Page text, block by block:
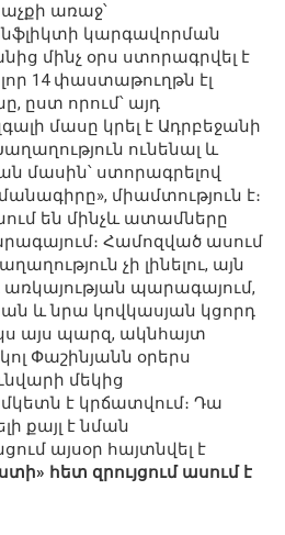
առաջ՝
կարգավորման
մինչ օրս ստորագրվել է
14 փաստաթուղթն էլ
ըստ որում՝ այդ
մասը կրել է Ադրբեջանի
ունենալ և
մասին՝ ստորագրելով
միամտություն է։
են մինչև ատամները
Համոզված ասում
չի լինելու, այն
առկայության պարագայում,
և նրա կովկասյան կցորդ
այս պարզ, ակնհայտ
Փաշինյանն օրերս
մեկից
է կրճատվում։ Դա
քայլ է նման
այսօր հայտնվել է
հետ զրույցում ասում է